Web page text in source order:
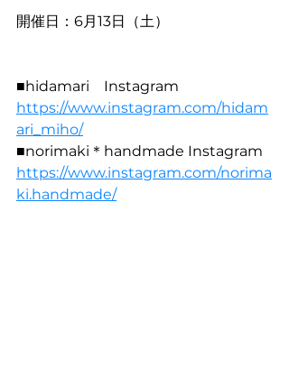
開催日：6月13日（土）
■hidamari　Instagram
https://www.instagram.com/hidam
ari_miho/
■norimaki＊handmade Instagram
https://www.instagram.com/norima
ki.handmade/